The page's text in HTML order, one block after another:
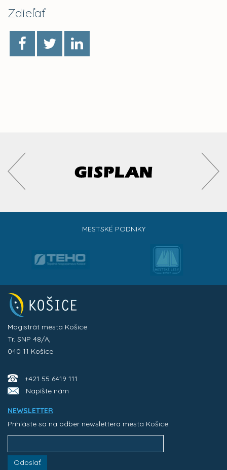
Zdieľať
MESTSKÉ PODNIKY
Magistrát mesta Košice
Tr. SNP 48/A,
040 11 Košice
+421 55 6419 111
Napíšte nám
NEWSLETTER
Prihláste sa na odber newslettera mesta Košice:
Odoslať